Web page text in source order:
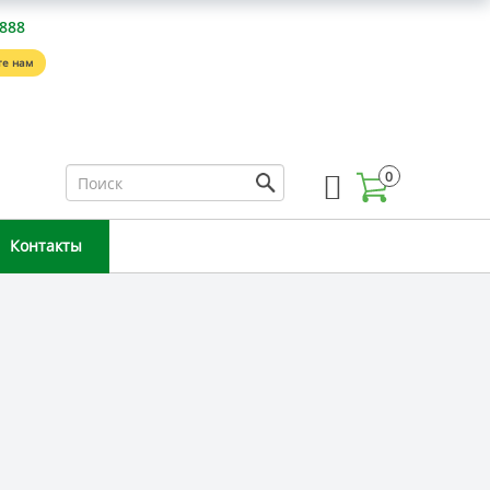
нам
0
Контакты